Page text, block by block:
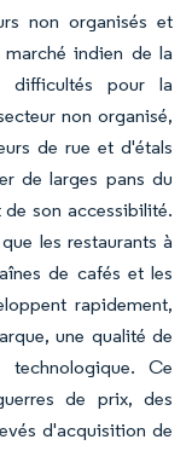
non organisés et
indien de la
difficultés pour la
non organisé,
de rue et d'étals
de larges pans du
son accessibilité.
les restaurants à
de cafés et les
rapidement,
une qualité de
Ce
de prix, des
d'acquisition de